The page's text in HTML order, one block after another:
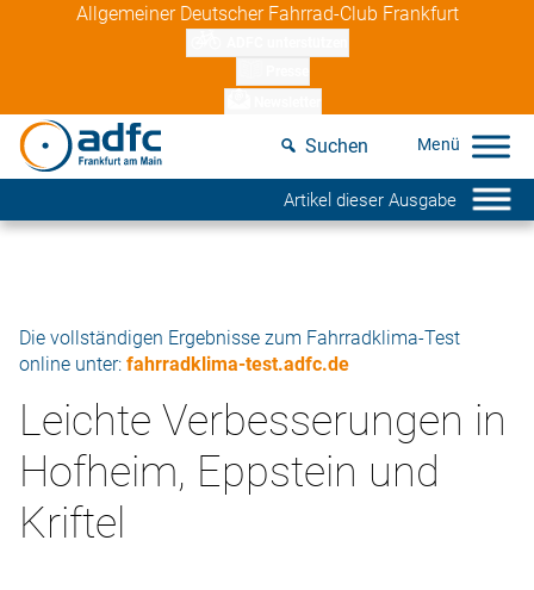
Allgemeiner Deutscher Fahrrad-Club Frankfurt
Suchen
Artikel dieser Ausgabe
Die vollständigen Ergebnisse zum Fahrradklima-Test
online unter: fahrradklima-test.adfc.de
Leichte Verbesserungen in
Hofheim, Eppstein und
Kriftel